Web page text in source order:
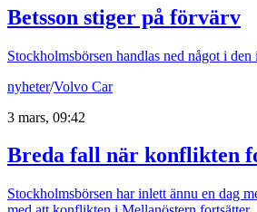
Betsson stiger på förvärv
Stockholmsbörsen handlas ned något i den
nyheter/Volvo Car
3 mars, 09:42
Breda fall när konflikten
Stockholmsbörsen har inlett ännu en dag